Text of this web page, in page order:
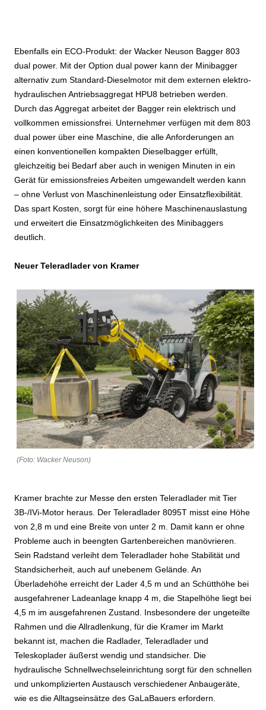
Ebenfalls ein ECO-Produkt: der Wacker Neuson Bagger 803
dual power. Mit der Option dual power kann der Minibagger
alternativ zum Standard-Dieselmotor mit dem externen elektro-
hydraulischen Antriebsaggregat HPU8 betrieben werden.
Durch das Aggregat arbeitet der Bagger rein elektrisch und
vollkommen emissionsfrei. Unternehmer verfügen mit dem 803
dual power über eine Maschine, die alle Anforderungen an
einen konventionellen kompakten Dieselbagger erfüllt,
gleichzeitig bei Bedarf aber auch in wenigen Minuten in ein
Gerät für emissionsfreies Arbeiten umgewandelt werden kann
– ohne Verlust von Maschinenleistung oder Einsatzflexibilität.
Das spart Kosten, sorgt für eine höhere Maschinenauslastung
und erweitert die Einsatzmöglichkeiten des Minibaggers
deutlich.
Neuer Teleradlader von Kramer
(Foto: Wacker Neuson)
Kramer brachte zur Messe den ersten Teleradlader mit Tier
3B-/IVi-Motor heraus. Der Teleradlader 8095T misst eine Höhe
von 2,8 m und eine Breite von unter 2 m. Damit kann er ohne
Probleme auch in beengten Gartenbereichen manövrieren.
Sein Radstand verleiht dem Teleradlader hohe Stabilität und
Standsicherheit, auch auf unebenem Gelände. An
Überladehöhe erreicht der Lader 4,5 m und an Schütthöhe bei
ausgefahrener Ladeanlage knapp 4 m, die Stapelhöhe liegt bei
4,5 m im ausgefahrenen Zustand. Insbesondere der ungeteilte
Rahmen und die Allradlenkung, für die Kramer im Markt
bekannt ist, machen die Radlader, Teleradlader und
Teleskoplader äußerst wendig und standsicher. Die
hydraulische Schnellwechseleinrichtung sorgt für den schnellen
und unkomplizierten Austausch verschiedener Anbaugeräte,
wie es die Alltagseinsätze des GaLaBauers erfordern.